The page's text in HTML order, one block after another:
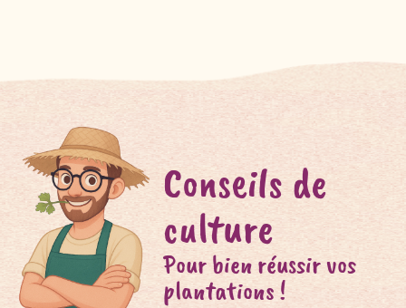
Conseils de
culture
Pour bien réussir vos
plantations !